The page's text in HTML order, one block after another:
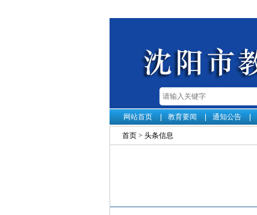
网站首页 教育要闻 通知公告
首页 > 头条信息